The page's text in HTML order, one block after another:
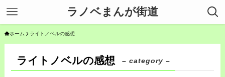
ラノベまんが街道
ホーム ライトノベルの感想
ライトノベルの感想 – category –